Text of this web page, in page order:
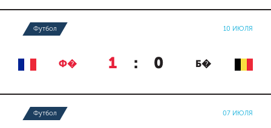
Футбол 10 ИЮЛЯ
Ф� 1 : 0 Б�
Футбол 07 ИЮЛЯ